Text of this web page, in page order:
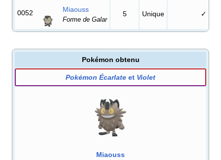
0052 Miaouss
Forme de Galar
5 Unique ✓
Pokémon obtenu
Pokémon Écarlate et Violet
Miaouss